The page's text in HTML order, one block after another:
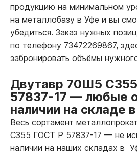
продукцию на минимальном
на металлобазу в Уфе и вы
убедиться. Заказ нужных
по телефону 73472269867,
забронировать объёмы
Двутавр 70Ш5
57837-17 — любые
наличии на складе
Весь сортамент
С355 ГОСТ Р 57837-17 — не
наличии на наших складах в